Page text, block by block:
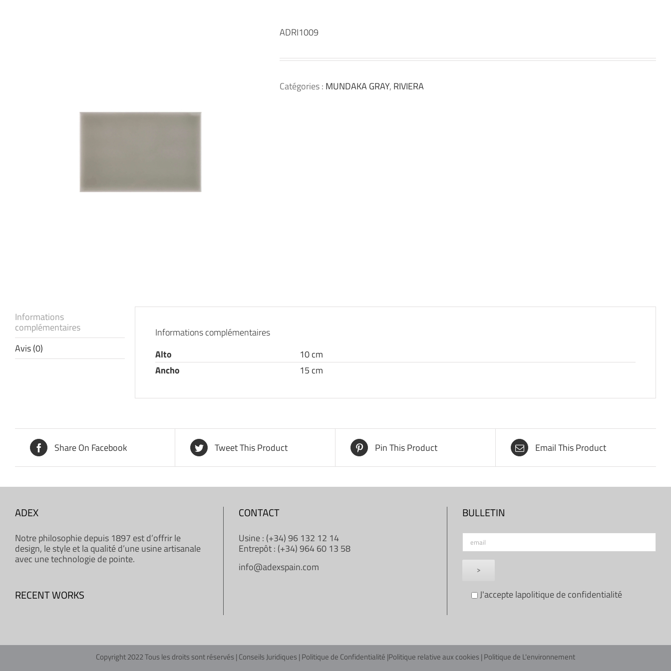
ADRI1009
Catégories : MUNDAKA GRAY, RIVIERA
Informations
complémentaires
Avis (0)
Informations complémentaires
Alto
10 cm
Ancho
15 cm
Share On Facebook Tweet This Product Pin This Product Email This Product
ADEX
Notre philosophie depuis 1897 est d’offrir le
design, le style et la qualité d’une usine artisanale
avec une technologie de pointe.
RECENT WORKS
CONTACT
Usine : (+34) 96 132 12 14
Entrepôt : (+34) 964 60 13 58
info@adexspain.com
BULLETIN
J'accepte lapolitique de confidentialité
Copyright 2022 Tous les droits sont réservés |Conseils Juridiques |Politique de Confidentialité |Politique relative aux cookies |Politique de L'environnement